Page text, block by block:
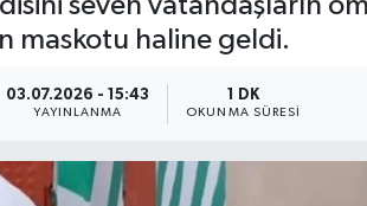
maskotu haline geldi.
03.07.2026 - 15:43
YAYINLANMA
1 DK
OKUNMA SÜRESI